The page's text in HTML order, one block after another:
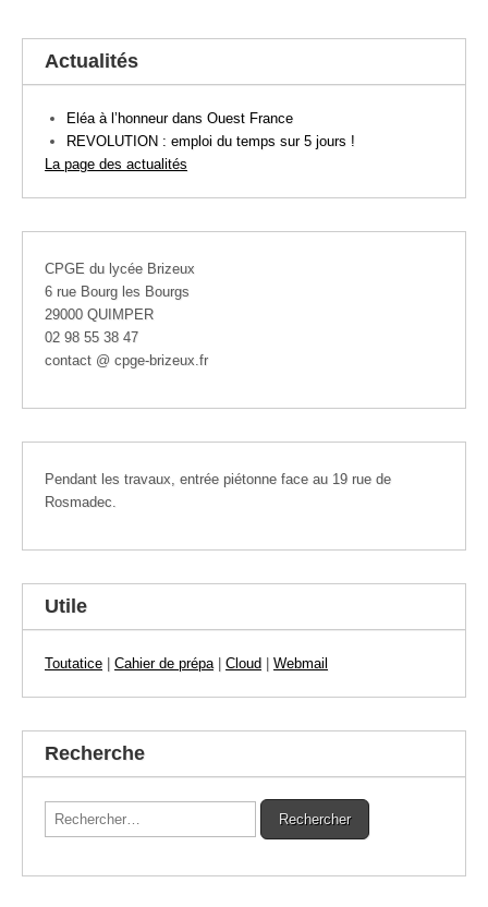
Actualités
Eléa à l’honneur dans Ouest France
REVOLUTION : emploi du temps sur 5 jours !
La page des actualités
CPGE du lycée Brizeux
6 rue Bourg les Bourgs
29000 QUIMPER
02 98 55 38 47
contact @ cpge-brizeux.fr
Pendant les travaux, entrée piétonne face au 19 rue de
Rosmadec.
Utile
Toutatice Cahier de prépa| Cloud Webmail
Recherche
Rechercher :